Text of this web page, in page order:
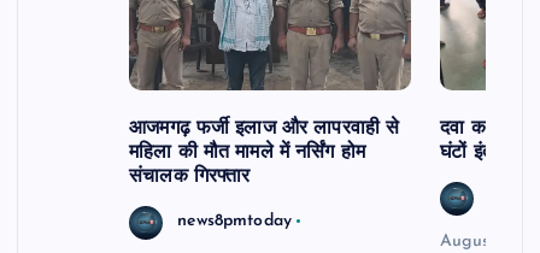
आजमगढ़ फर्जी इलाज और लापरवाही से
महिला की मौत मामले में नर्सिंग होम
संचालक गिरफ्तार
news8pmtoday
दवा कक्ष में
घंटों इंतजार
August 6,